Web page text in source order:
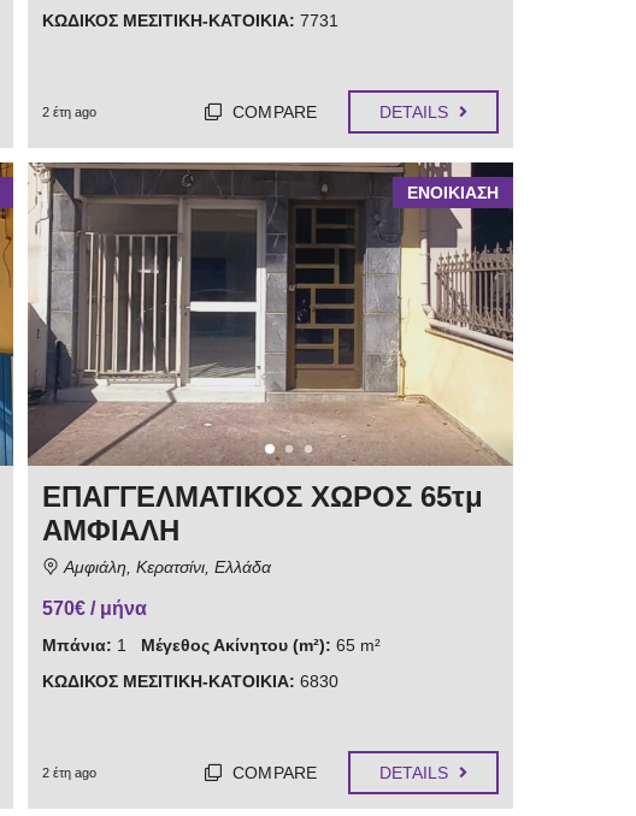
ΚΩΔΙΚΟΣ ΜΕΣΙΤΙΚΗ-ΚΑΤΟΙΚΙΑ: 7731
2 έτη ago COMPARE DETAILS
ΕΝΟΙΚΙΑΣΗ
ΕΠΑΓΓΕΛΜΑΤΙΚΟΣ ΧΩΡΟΣ 65τμ
ΑΜΦΙΑΛΗ
Αμφιάλη, Κερατσίνι, Ελλάδα
570€ / μήνα
Μπάνια: 1 Μέγεθος Ακίνητου (m²): 65 m²
ΚΩΔΙΚΟΣ ΜΕΣΙΤΙΚΗ-ΚΑΤΟΙΚΙΑ: 6830
2 έτη ago COMPARE DETAILS